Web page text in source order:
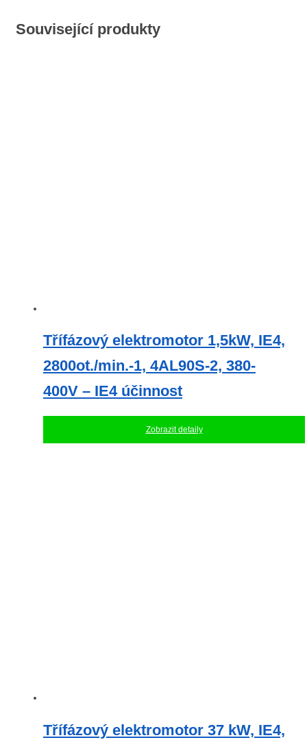
Související produkty
Třífázový elektromotor 1,5kW, IE4,
2800ot./min.-1, 4AL90S-2, 380-
400V – IE4 účinnost
Zobrazit detaily
Třífázový elektromotor 37 kW, IE4,